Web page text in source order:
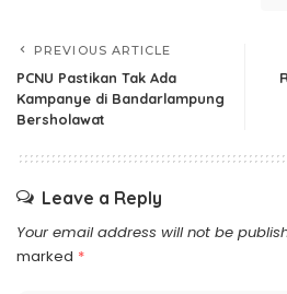
PREVIOUS ARTICLE
PCNU Pastikan Tak Ada
Kampanye di Bandarlampung
Bersholawat
Leave a Reply
Your email address will not be
marked *